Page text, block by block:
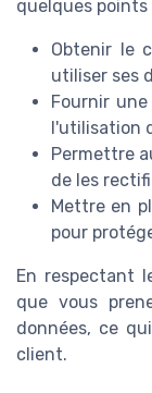
quelques points
Obtenir le
utiliser ses
Fournir
l'utilisation
Permettre
de les
Mettre en
pour
En respectant
que vous
données, ce
client.